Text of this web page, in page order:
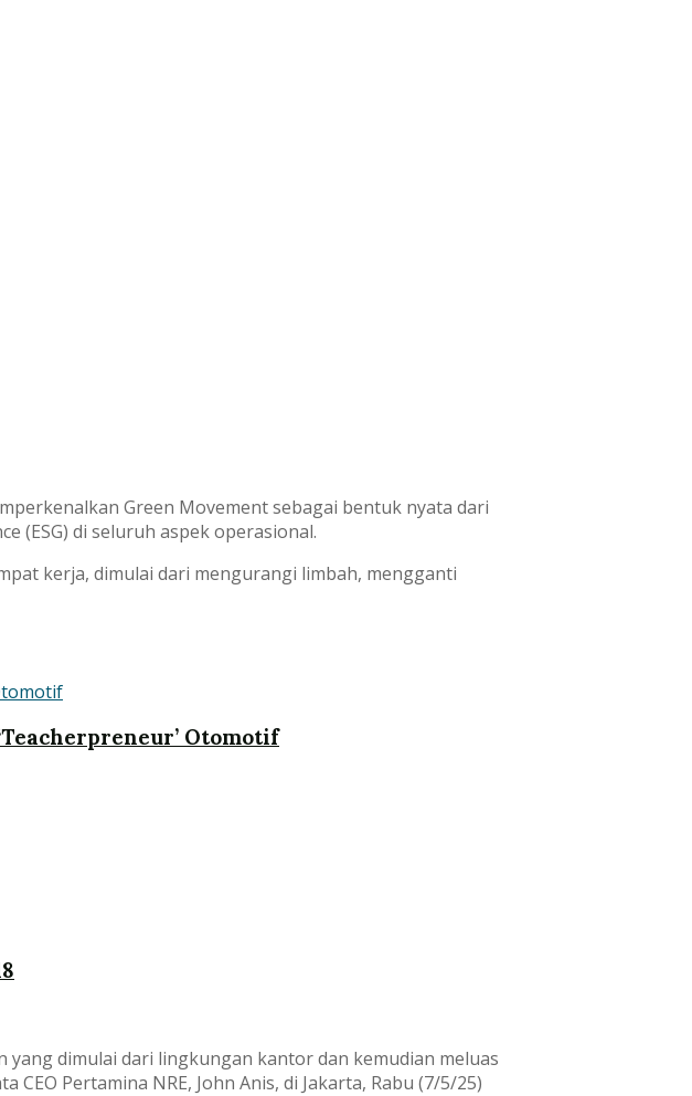
Green Movement sebagai bentuk nyata dari
(ESG) di seluruh aspek operasional.
kerja, dimulai dari mengurangi limbah, mengganti
Otomotif
dimulai dari lingkungan kantor dan kemudian meluas
Pertamina NRE, John Anis, di Jakarta, Rabu (7/5/25)